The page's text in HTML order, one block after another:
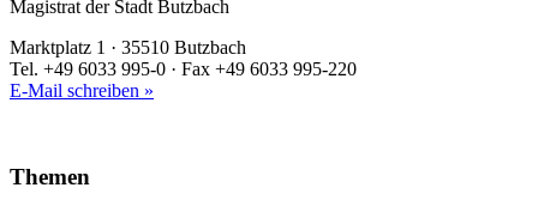
Magistrat der Stadt Butzbach
Marktplatz 1 · 35510 Butzbach
Tel. +49 6033 995-0 · Fax +49 6033 995-220
E-Mail schreiben »
Themen